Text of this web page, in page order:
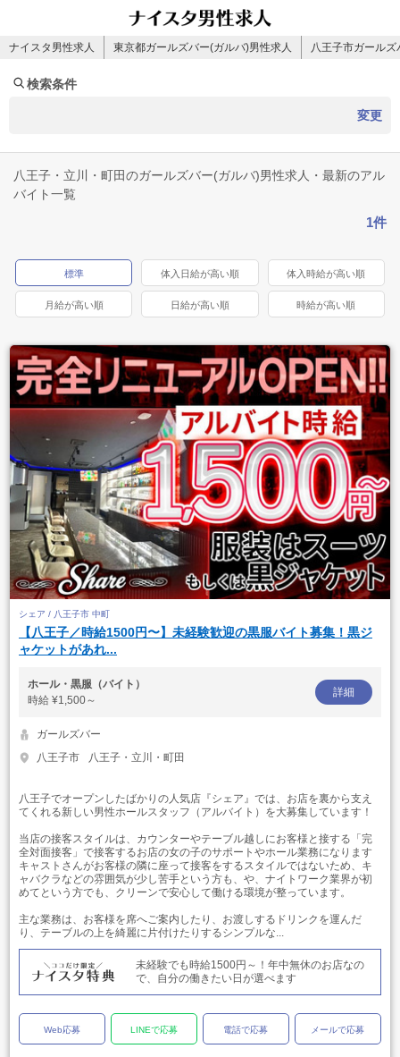
ナイスタ男性求人 東京都ガールズバー(ガルバ)男性求人 八王子市ガール
検索条件
変更
八王子・立川・町田のガールズバー(ガルバ)男性求人・最新のアル
バイト一覧
1件
標準 体入日給が高い順 体入時給が高い順
月給が高い順 日給が高い順 時給が高い順
シェア / 八王子市 中町
【八王子／時給1500円〜】未経験歓迎の黒服バイト募集！黒ジ
ャケットがあれ...
ホール・黒服（バイト）
時給 ¥1,500～
詳細
ガールズバー
八王子市
八王子・立川・町田
八王子でオープンしたばかりの人気店『シェア』では、お店を裏から支え
てくれる新しい男性ホールスタッフ（アルバイト）を大募集しています！
当店の接客スタイルは、カウンターやテーブル越しにお客様と接する「完
全対面接客」で接客するお店の女の子のサポートやホール業務になります
キャストさんがお客様の隣に座って接客をするスタイルではないため、キ
ャバクラなどの雰囲気が少し苦手という方も、や、ナイトワーク業界が初
めてという方でも、クリーンで安心して働ける環境が整っています。
主な業務は、お客様を席へご案内したり、お渡しするドリンクを運んだ
り、テーブルの上を綺麗に片付けたりするシンプルな...
未経験でも時給1500円～！年中無休のお店なの
で、自分の働きたい日が選べます
Web応募 LINEで応募 電話で応募 メールで応募